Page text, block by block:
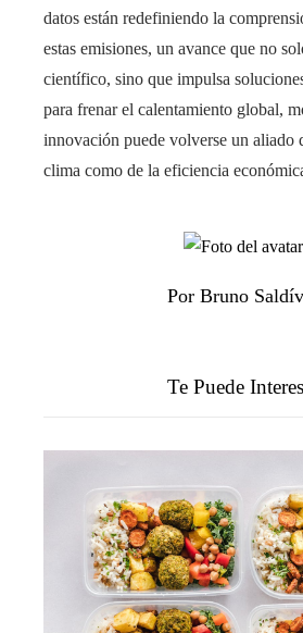
datos están redefiniendo la
estas emisiones, un avance que no
científico, sino que impulsa
para frenar el calentamiento global,
innovación puede volverse un aliado
clima como de la eficiencia
Por Bruno
Te Puede